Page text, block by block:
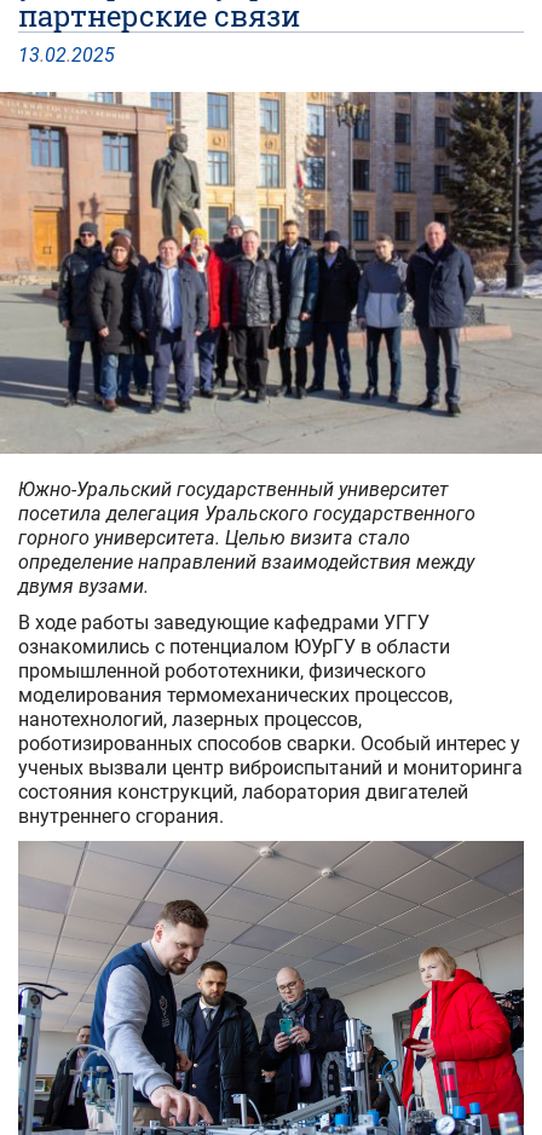
партнерские связи
13.02.2025
Южно-Уральский государственный университет
посетила делегация Уральского государственного
горного университета. Целью визита стало
определение направлений взаимодействия между
двумя вузами.
В ходе работы заведующие кафедрами УГГУ
ознакомились с потенциалом ЮУрГУ в области
промышленной робототехники, физического
моделирования термомеханических процессов,
нанотехнологий, лазерных процессов,
роботизированных способов сварки. Особый интерес у
ученых вызвали центр виброиспытаний и мониторинга
состояния конструкций, лаборатория двигателей
внутреннего сгорания.